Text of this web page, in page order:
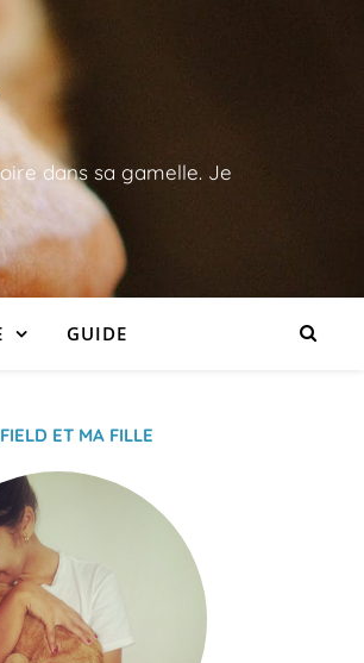
dans sa gamelle. Je
GUIDE
ET MA FILLE